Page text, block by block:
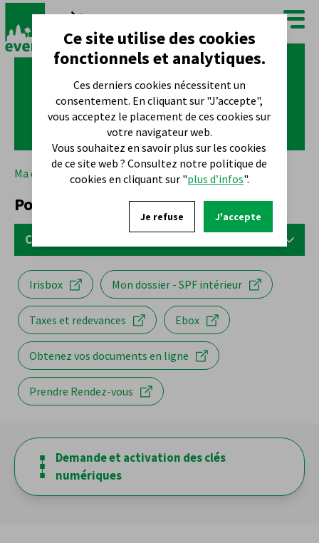
Ma commune Démarches Population
Population
Contact
POPULATION
Square S. Hoedemaekers 10
Tel:02 247 62 51
population@evere.brussels
Irisbox Mon dossier - SPF intérieur
Taxes et redevances Ebox
Obtenez vos documents en ligne
Prendre Rendez-vous
Demande et activation des clés
numériques
Ce site utilise des cookies
fonctionnels et analytiques.
Ces derniers cookies nécessitent un
consentement. En cliquant sur "J’accepte",
vous acceptez le placement de ces cookies sur
votre navigateur web.
Vous souhaitez en savoir plus sur les cookies
de ce site web ? Consultez notre politique de
cookies en cliquant sur "plus d’infos".
Je refuse J'accepte